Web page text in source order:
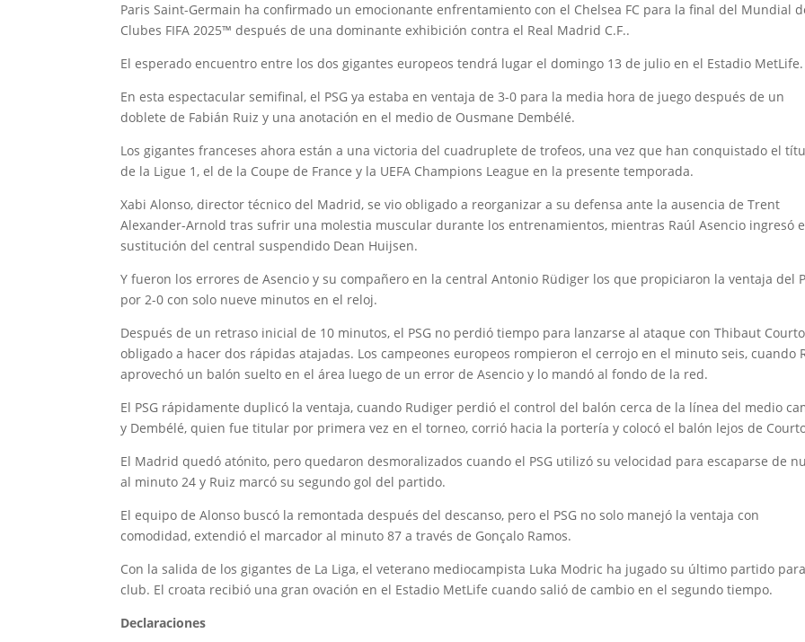
Paris Saint-Germain ha confirmado un emocionante enfrentamiento con el Chelsea FC para la final del Mundial
Clubes FIFA 2025™ después de una dominante exhibición contra el Real Madrid C.F..
El esperado encuentro entre los dos gigantes europeos tendrá lugar el domingo 13 de julio en el Estadio MetLife.
En esta espectacular semifinal, el PSG ya estaba en ventaja de 3-0 para la media hora de juego después de un
doblete de Fabián Ruiz y una anotación en el medio de Ousmane Dembélé.
Los gigantes franceses ahora están a una victoria del cuadruplete de trofeos, una vez que han conquistado el
de la Ligue 1, el de la Coupe de France y la UEFA Champions League en la presente temporada.
Xabi Alonso, director técnico del Madrid, se vio obligado a reorganizar a su defensa ante la ausencia de Trent
Alexander-Arnold tras sufrir una molestia muscular durante los entrenamientos, mientras Raúl Asencio ingresó
sustitución del central suspendido Dean Huijsen.
Y fueron los errores de Asencio y su compañero en la central Antonio Rüdiger los que propiciaron la ventaja del
por 2-0 con solo nueve minutos en el reloj.
Después de un retraso inicial de 10 minutos, el PSG no perdió tiempo para lanzarse al ataque con Thibaut
obligado a hacer dos rápidas atajadas. Los campeones europeos rompieron el cerrojo en el minuto seis, cuando
aprovechó un balón suelto en el área luego de un error de Asencio y lo mandó al fondo de la red.
El PSG rápidamente duplicó la ventaja, cuando Rudiger perdió el control del balón cerca de la línea del medio
y Dembélé, quien fue titular por primera vez en el torneo, corrió hacia la portería y colocó el balón lejos de
El Madrid quedó atónito, pero quedaron desmoralizados cuando el PSG utilizó su velocidad para escaparse de
al minuto 24 y Ruiz marcó su segundo gol del partido.
El equipo de Alonso buscó la remontada después del descanso, pero el PSG no solo manejó la ventaja con
comodidad, extendió el marcador al minuto 87 a través de Gonçalo Ramos.
Con la salida de los gigantes de La Liga, el veterano mediocampista Luka Modric ha jugado su último partido
club. El croata recibió una gran ovación en el Estadio MetLife cuando salió de cambio en el segundo tiempo.
Declaraciones